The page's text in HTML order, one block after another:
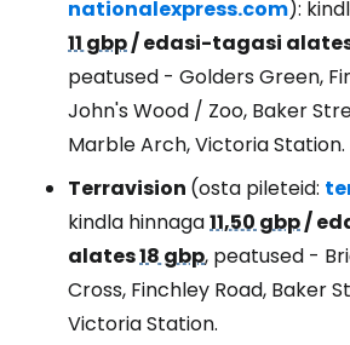
nationalexpress.com):
11 gbp/ edasi-tagasi
peatused - Golders Green,
John's Wood / Zoo, Baker
Marble Arch, Victoria Station.
Terravision (osta pileteid:
kindla hinnaga11,50 gbp/
alates18 gbp, peatused -
Cross, Finchley Road, Baker
Victoria Station.